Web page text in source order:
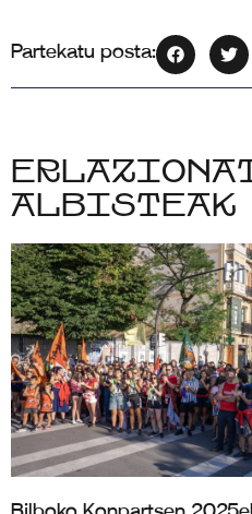
Partekatu posta:
albisteak